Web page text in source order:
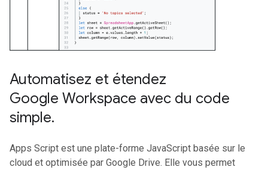
Automatisez et étendez
Google Workspace avec du code
simple.
Apps Script est une plate-forme JavaScript basée sur le
cloud et optimisée par Google Drive. Elle vous permet